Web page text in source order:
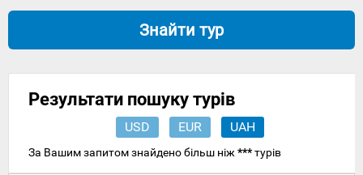
Знайти тур
Результати пошуку турів
USD EUR UAH
За Вашим запитом знайдено більш ніж ***турів